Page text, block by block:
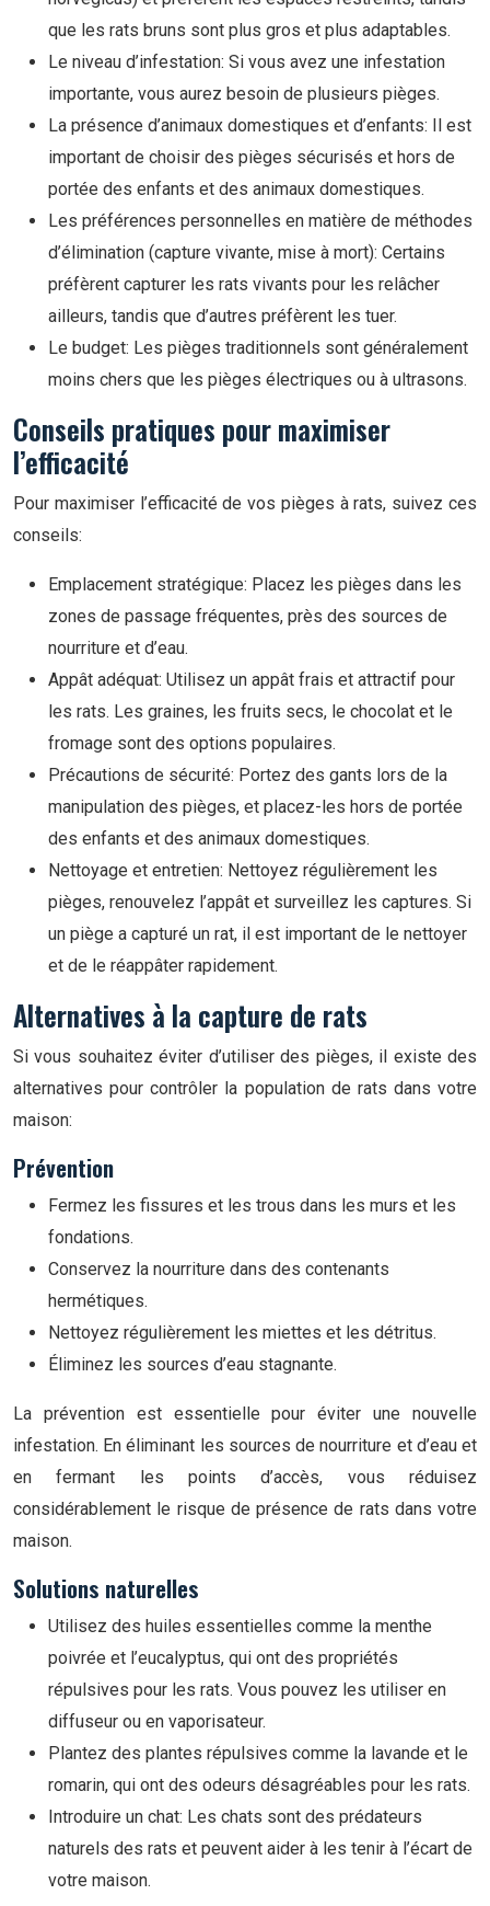
que les rats bruns sont plus gros et plus adaptables.
Le niveau d’infestation: Si vous avez une infestation
importante, vous aurez besoin de plusieurs pièges.
La présence d’animaux domestiques et d’enfants: Il est
important de choisir des pièges sécurisés et hors de
portée des enfants et des animaux domestiques.
Les préférences personnelles en matière de méthodes
d’élimination (capture vivante, mise à mort): Certains
préfèrent capturer les rats vivants pour les relâcher
ailleurs, tandis que d’autres préfèrent les tuer.
Le budget: Les pièges traditionnels sont généralement
moins chers que les pièges électriques ou à ultrasons.
Conseils pratiques pour maximiser
l’efficacité
Pour maximiser l’efficacité de vos pièges à rats, suivez ces
conseils:
Emplacement stratégique: Placez les pièges dans les
zones de passage fréquentes, près des sources de
nourriture et d’eau.
Appât adéquat: Utilisez un appât frais et attractif pour
les rats. Les graines, les fruits secs, le chocolat et le
fromage sont des options populaires.
Précautions de sécurité: Portez des gants lors de la
manipulation des pièges, et placez-les hors de portée
des enfants et des animaux domestiques.
Nettoyage et entretien: Nettoyez régulièrement les
pièges, renouvelez l’appât et surveillez les captures. Si
un piège a capturé un rat, il est important de le nettoyer
et de le réappâter rapidement.
Alternatives à la capture de rats
Si vous souhaitez éviter d’utiliser des pièges, il existe des
alternatives pour contrôler la population de rats dans votre
maison:
Prévention
Fermez les fissures et les trous dans les murs et les
fondations.
Conservez la nourriture dans des contenants
hermétiques.
Nettoyez régulièrement les miettes et les détritus.
Éliminez les sources d’eau stagnante.
La prévention est essentielle pour éviter une nouvelle
infestation. En éliminant les sources de nourriture et d’eau et
en fermant les points d’accès, vous réduisez
considérablement le risque de présence de rats dans votre
maison.
Solutions naturelles
Utilisez des huiles essentielles comme la menthe
poivrée et l’eucalyptus, qui ont des propriétés
répulsives pour les rats. Vous pouvez les utiliser en
diffuseur ou en vaporisateur.
Plantez des plantes répulsives comme la lavande et le
romarin, qui ont des odeurs désagréables pour les rats.
Introduire un chat: Les chats sont des prédateurs
naturels des rats et peuvent aider à les tenir à l’écart de
votre maison.